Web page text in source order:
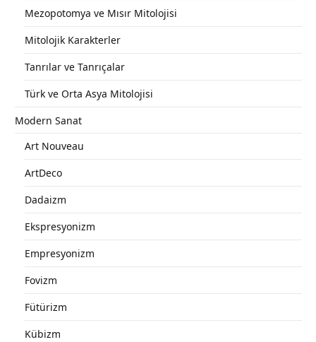
Mezopotomya ve Mısır Mitolojisi
Mitolojik Karakterler
Tanrılar ve Tanrıçalar
Türk ve Orta Asya Mitolojisi
Modern Sanat
Art Nouveau
ArtDeco
Dadaizm
Ekspresyonizm
Empresyonizm
Fovizm
Fütürizm
Kübizm